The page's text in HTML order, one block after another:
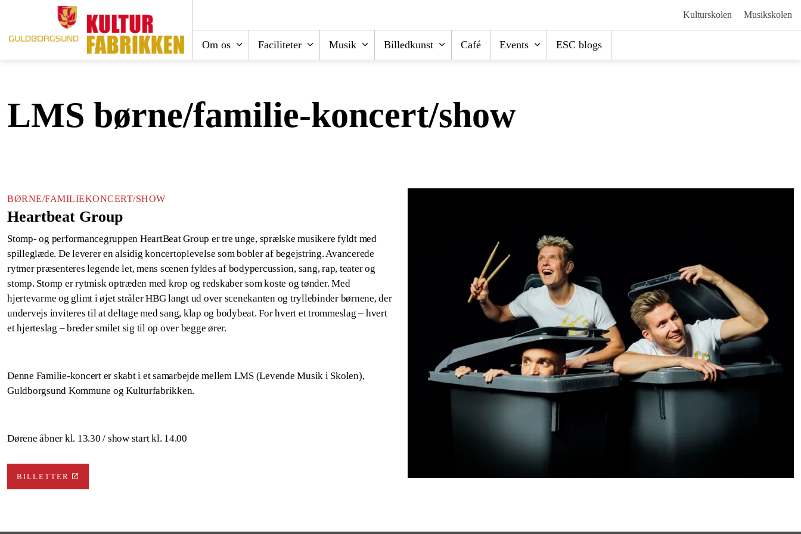
Om os Faciliteter Musik Billedkunst Café Events ESC blogs
Kulturskolen Musikskolen
LMS børne/familie-koncert/show
BØRNE/FAMILIEKONCERT/SHOW
Heartbeat Group
Stomp- og performancegruppen HeartBeat Group er tre unge, sprælske musikere fyldt med
spilleglæde. De leverer en alsidig koncertoplevelse som bobler af begejstring. Avancerede
rytmer præsenteres legende let, mens scenen fyldes af bodypercussion, sang, rap, teater og
stomp. Stomp er rytmisk optræden med krop og redskaber som koste og tønder. Med
hjertevarme og glimt i øjet stråler HBG langt ud over scenekanten og tryllebinder børnene, der
undervejs inviteres til at deltage med sang, klap og bodybeat. For hvert et trommeslag – hvert
et hjerteslag – breder smilet sig til op over begge ører.
Denne Familie-koncert er skabt i et samarbejde mellem LMS (Levende Musik i Skolen),
Guldborgsund Kommune og Kulturfabrikken.
Dørene åbner kl. 13.30 / show start kl. 14.00
BILLETTER